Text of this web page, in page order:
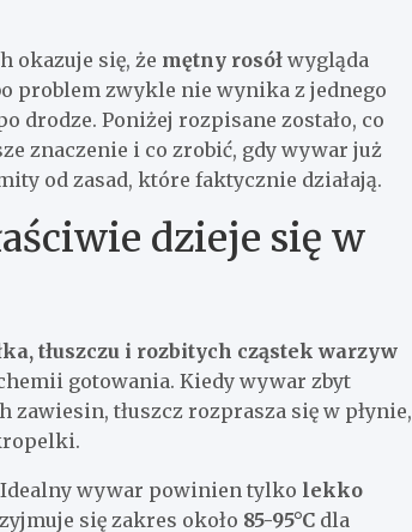
okazuje się, że mętny rosół wygląda
problem zwykle nie wynika z jednego
drodze. Poniżej rozpisane zostało, co
znaczenie i co zrobić, gdy wywar już
od zasad, które faktycznie działają.
dzieje się w
tłuszczu i rozbitych cząstek warzyw
gotowania. Kiedy wywar zbyt
tłuszcz rozprasza się w płynie,
Idealny wywar powinien tylko lekko
się zakres około 85-95°C dla